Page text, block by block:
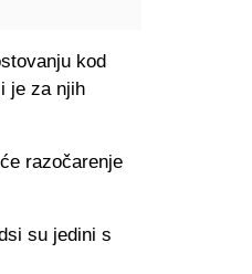
kod
je za njih
razočarenje
su jedini s